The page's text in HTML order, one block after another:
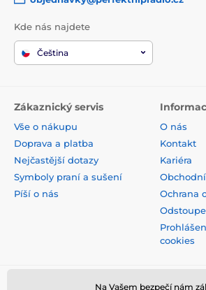
Kde nás najdete
Čeština
Zákaznický servis
Vše o nákupu
Doprava a platba
Nejčastější dotazy
Symboly praní a sušení
Píší o nás
O nás
Kontakt
Kariéra
Ochrana
cookies
Bezpečná platba
Na Vašem bezpečí nám